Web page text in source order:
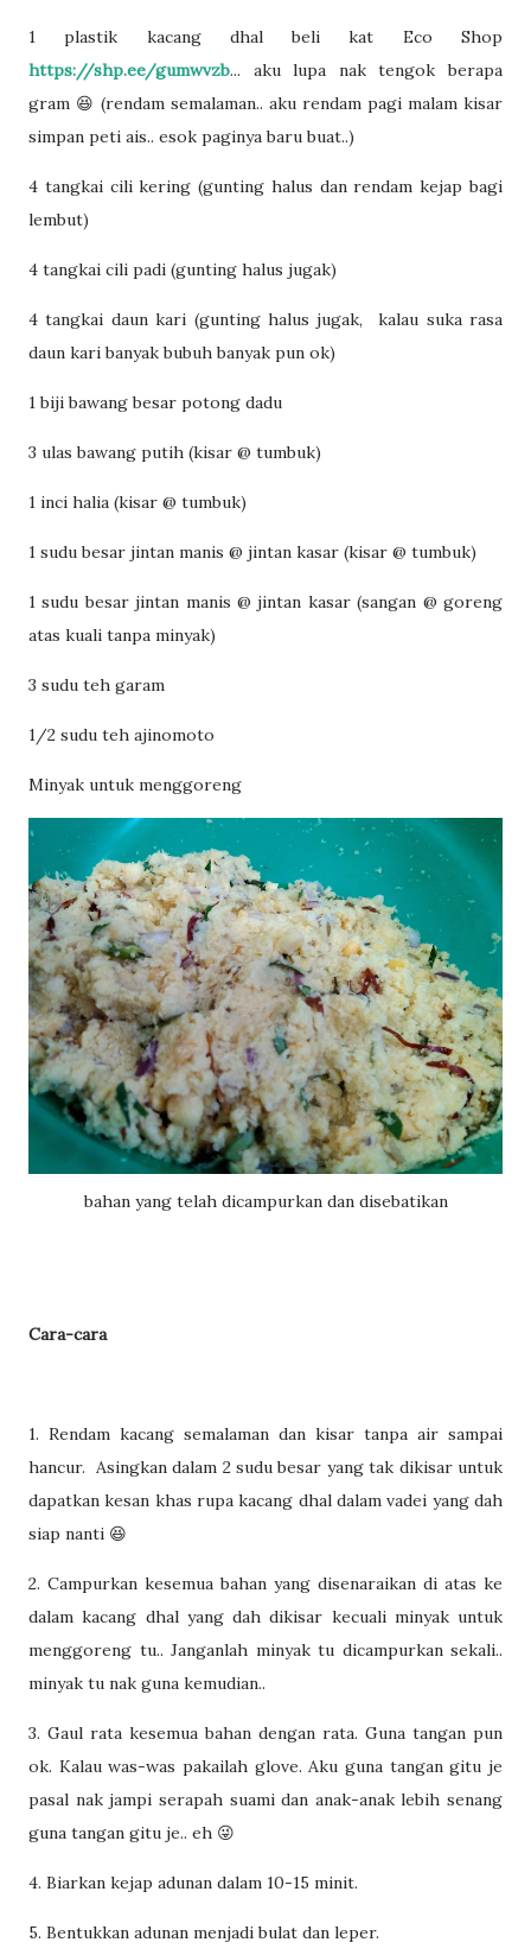
1 plastik kacang dhal beli kat Eco Shop
https://shp.ee/gumwvzb... aku lupa nak tengok berapa
gram 😆 (rendam semalaman.. aku rendam pagi malam kisar
simpan peti ais.. esok paginya baru buat..)
4 tangkai cili kering (gunting halus dan rendam kejap bagi
lembut)
4 tangkai cili padi (gunting halus jugak)
4 tangkai daun kari (gunting halus jugak, kalau suka rasa
daun kari banyak bubuh banyak pun ok)
1 biji bawang besar potong dadu
3 ulas bawang putih (kisar @ tumbuk)
1 inci halia (kisar @ tumbuk)
1 sudu besar jintan manis @ jintan kasar (kisar @ tumbuk)
1 sudu besar jintan manis @ jintan kasar (sangan @ goreng
atas kuali tanpa minyak)
3 sudu teh garam
1/2 sudu teh ajinomoto
Minyak untuk menggoreng
bahan yang telah dicampurkan dan disebatikan
Cara-cara
1. Rendam kacang semalaman dan kisar tanpa air sampai
hancur. Asingkan dalam 2 sudu besar yang tak dikisar untuk
dapatkan kesan khas rupa kacang dhal dalam vadei yang dah
siap nanti 😆
2. Campurkan kesemua bahan yang disenaraikan di atas ke
dalam kacang dhal yang dah dikisar kecuali minyak untuk
menggoreng tu.. Janganlah minyak tu dicampurkan sekali..
minyak tu nak guna kemudian..
3. Gaul rata kesemua bahan dengan rata. Guna tangan pun
ok. Kalau was-was pakailah glove. Aku guna tangan gitu je
pasal nak jampi serapah suami dan anak-anak lebih senang
guna tangan gitu je.. eh 😜
4. Biarkan kejap adunan dalam 10-15 minit.
5. Bentukkan adunan menjadi bulat dan leper.